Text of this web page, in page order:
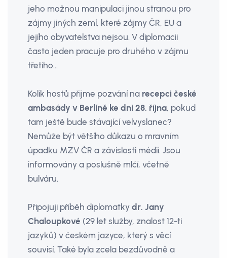
jeho možnou manipulaci jinou stranou pro
zájmy jiných zemí, které zájmy ČR, EU a
jejího obyvatelstva nejsou. V diplomacii
často jeden pracuje pro druhého v zájmu
třetího…
Kolik hostů přijme pozvání na recepci české
ambasády v Berlíně ke dni 28. října, pokud
tam ještě bude stávající velvyslanec?
Nemůže být většího důkazu o mravním
úpadku MZV ČR a závislosti médií. Jsou
informovány a poslušně mlčí, včetně
bulváru.
Připojuji příběh diplomatky dr. Jany
Chaloupkové (29 let služby, znalost 12-ti
jazyků) v českém jazyce, který s věcí
souvisí. Také byla zcela bezdůvodně a